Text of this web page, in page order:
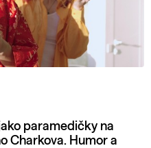
paramedičky na
Charkova. Humor a